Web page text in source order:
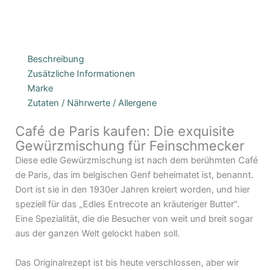
Beschreibung
Zusätzliche Informationen
Marke
Zutaten / Nährwerte / Allergene
Café de Paris kaufen: Die exquisite
Gewürzmischung für Feinschmecker
Diese edle Gewürzmischung ist nach dem berühmten Café
de Paris, das im belgischen Genf beheimatet ist, benannt.
Dort ist sie in den 1930er Jahren kreiert worden, und hier
speziell für das „Edles Entrecote an kräuteriger Butter“.
Eine Spezialität, die die Besucher von weit und breit sogar
aus der ganzen Welt gelockt haben soll.
Das Originalrezept ist bis heute verschlossen, aber wir